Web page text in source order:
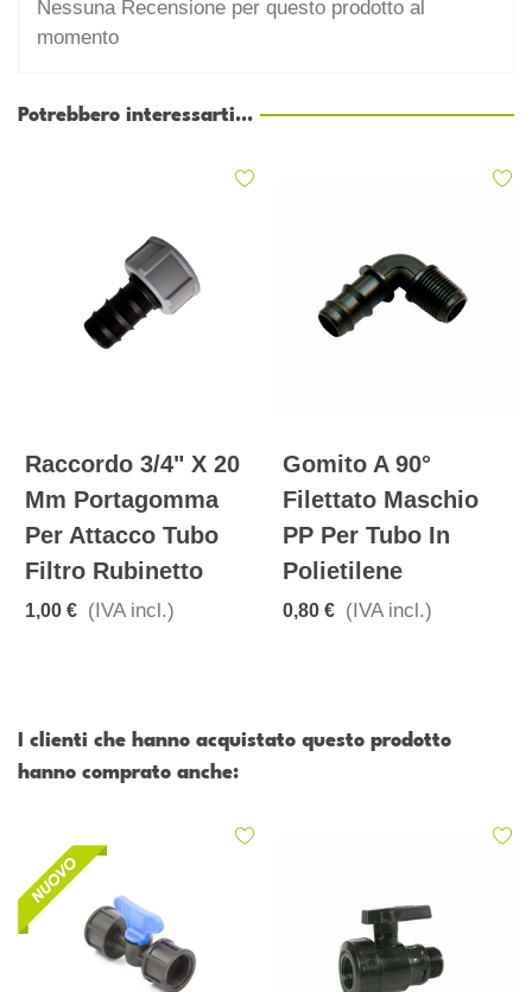
Nessuna Recensione per questo prodotto al
momento
Potrebbero interessarti...
Raccordo 3/4" X 20
Mm Portagomma
Per Attacco Tubo
Filtro Rubinetto
1,00 € (IVA incl.)
Gomito A 90°
Filettato Maschio
PP Per Tubo In
Polietilene
0,80 € (IVA incl.)
I clienti che hanno acquistato questo prodotto
hanno comprato anche: